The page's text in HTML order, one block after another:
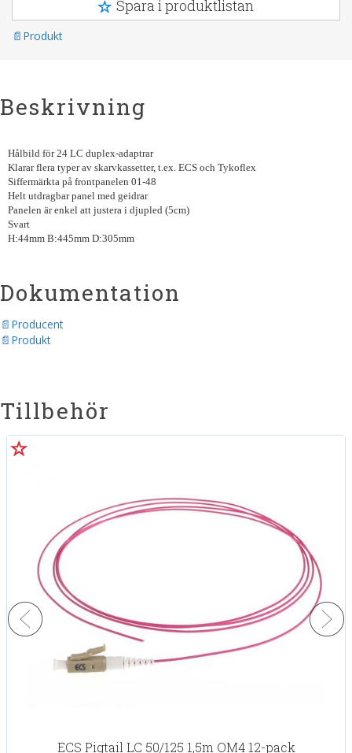
Spara i produktlistan
Produkt
Beskrivning
Hålbild för 24 LC duplex-adaptrar
Klarar flera typer av skarvkassetter, t.ex. ECS och Tykoflex
Siffermärkta på frontpanelen 01-48
Helt utdragbar panel med geidrar
Panelen är enkel att justera i djupled (5cm)
Svart
H:44mm B:445mm D:305mm
Dokumentation
Producent
Produkt
Tillbehör
ECS Pigtail LC 50/125 1,5m OM4 12-pack